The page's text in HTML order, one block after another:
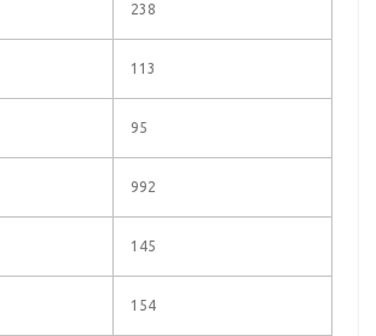
238
113
95
992
145
154